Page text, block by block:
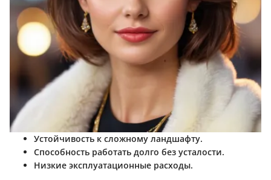
Устойчивость к сложному ландшафту.
Способность работать долго без усталости.
Низкие эксплуатационные расходы.